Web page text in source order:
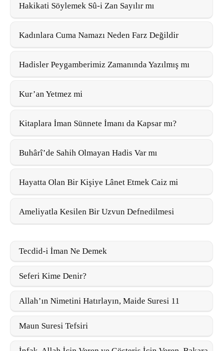
Hakikati Söylemek Sû-i Zan Sayılır mı
Kadınlara Cuma Namazı Neden Farz Değildir
Hadisler Peygamberimiz Zamanında Yazılmış mı
Kur’an Yetmez mi
Kitaplara İman Sünnete İmanı da Kapsar mı?
Buhârî’de Sahih Olmayan Hadis Var mı
Hayatta Olan Bir Kişiye Lânet Etmek Caiz mi
Ameliyatla Kesilen Bir Uzvun Defnedilmesi
Tecdid-i İman Ne Demek
Seferi Kime Denir?
Allah’ın Nimetini Hatırlayın, Maide Suresi 11
Maun Suresi Tefsiri